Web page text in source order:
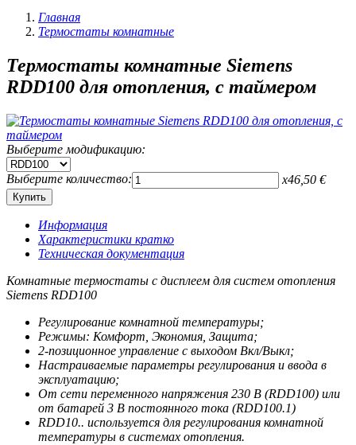
Главная
Термостаты комнатные
Термостаты комнатные Siemens
RDD100 для отопления, с таймером
Выберите модификацию:
Выберите количество: x46,50 €
Информация
Характеристики кратко
Техническая документация
Комнатные термостаты с дисплеем для систем отопления
Siemens RDD100
Регулирование комнатной температуры;
Режимы: Комфорт, Экономия, Защита;
2-позиционное управление с выходом Вкл/Выкл;
Настраиваемые параметры регулирования и ввода в
эксплуатацию;
От сети переменного напряжения 230 В (RDD100) или
от батарей 3 В постоянного тока (RDD100.1)
RDD10.. используется для регулирования комнатной
температуры в системах отопления.